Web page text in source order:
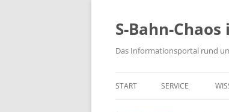
S-Bahn-
Das Informationsportal rund
START SERVICE